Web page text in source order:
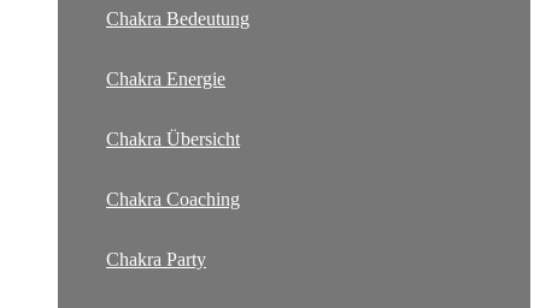
Chakra Bedeutung
Chakra Energie
Chakra Übersicht
Chakra Coaching
Chakra Party